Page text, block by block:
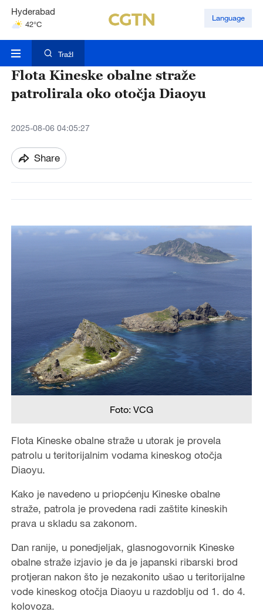
Hyderabad
42°C
Mumbai
Language
TražI
Flota Kineske obalne straže
patrolirala oko otočja Diaoyu
2025-08-06 04:05:27
Share
Foto: VCG
Flota Kineske obalne straže u utorak je provela
patrolu u teritorijalnim vodama kineskog otočja
Diaoyu.
Kako je navedeno u priopćenju Kineske obalne
straže, patrola je provedena radi zaštite kineskih
prava u skladu sa zakonom.
Dan ranije, u ponedjeljak, glasnogovornik Kineske
obalne straže izjavio je da je japanski ribarski brod
protjeran nakon što je nezakonito ušao u teritorijalne
vode kineskog otočja Diaoyu u razdoblju od 1. do 4.
kolovoza.